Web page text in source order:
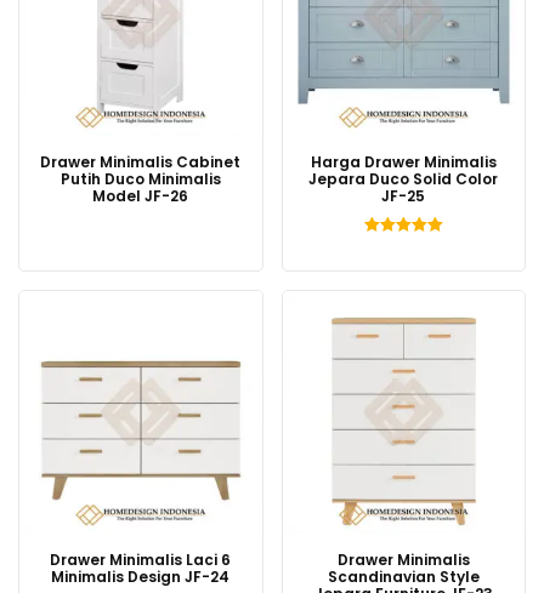
Drawer Minimalis Cabinet
Putih Duco Minimalis
Model JF-26
Harga Drawer Minimalis
Jepara Duco Solid Color
JF-25
dari 5
Drawer Minimalis Laci 6
Minimalis Design JF-24
Drawer Minimalis
Scandinavian Style